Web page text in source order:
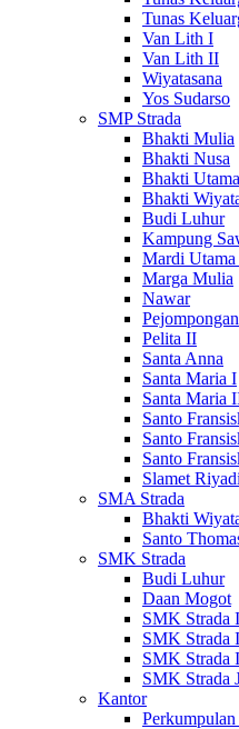
Tunas
Van Lith I
Van Lith II
Wiyatasana
Yos Sudarso
SMP Strada
Bhakti Mulia
Bhakti Nusa
Bhakti Utama
Bhakti
Budi Luhur
Kampung
Mardi
Marga Mulia
Nawar
Pejompongan
Pelita II
Santa Anna
Santa Maria I
Santa Maria
Santo
Santo
Santo
Slamet Riyadi
SMA Strada
Bhakti
Santo
SMK Strada
Budi Luhur
Daan Mogot
SMK Strada I
SMK Strada
SMK Strada
SMK Strada
Kantor
Perkumpulan